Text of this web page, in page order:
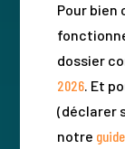
Pour bien
dossier
2026. Et
(déclarer
notre